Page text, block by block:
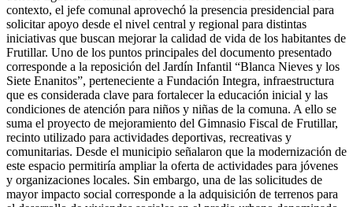
contexto, el jefe comunal aprovechó la presencia presidencial para
solicitar apoyo desde el nivel central y regional para distintas
iniciativas que buscan mejorar la calidad de vida de los habitantes de
Frutillar. Uno de los puntos principales del documento presentado
corresponde a la reposición del Jardín Infantil “Blanca Nieves y los
Siete Enanitos”, perteneciente a Fundación Integra, infraestructura
que es considerada clave para fortalecer la educación inicial y las
condiciones de atención para niños y niñas de la comuna. A ello se
suma el proyecto de mejoramiento del Gimnasio Fiscal de Frutillar,
recinto utilizado para actividades deportivas, recreativas y
comunitarias. Desde el municipio señalaron que la modernización de
este espacio permitiría ampliar la oferta de actividades para jóvenes
y organizaciones locales. Sin embargo, una de las solicitudes de
mayor impacto social corresponde a la adquisición de terrenos para